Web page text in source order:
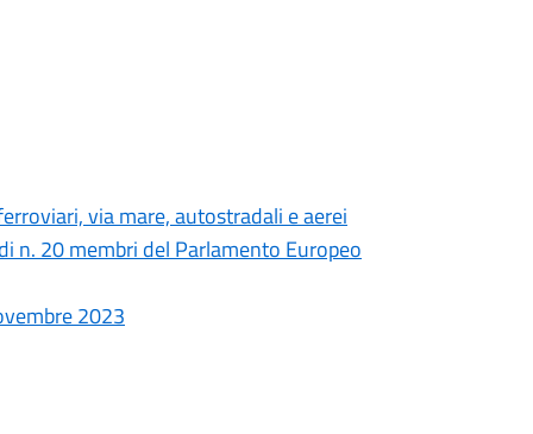
via mare, autostradali e aerei
n. 20 membri del Parlamento Europeo
2023